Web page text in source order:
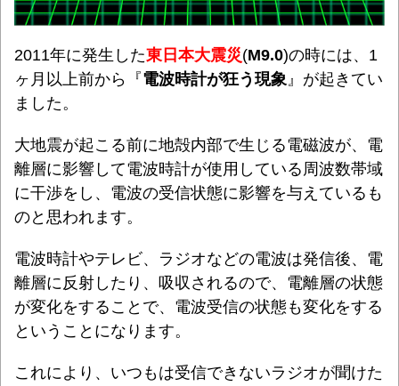
2011年に発生した東日本大震災(M9.0)の時には、1
ヶ月以上前から『電波時計が狂う現象 』が起きてい
ました。
大地震が起こる前に地殻内部で生じる電磁波が、電
離層に影響して電波時計が使用している周波数帯域
に干渉をし、電波の受信状態に影響を与えているも
のと思われます。
電波時計やテレビ、ラジオなどの電波は発信後、電
離層に反射したり、吸収されるので、電離層の状態
が変化をすることで、電波受信の状態も変化をする
ということになります。
これにより、 いつもは受信できないラジオが聞けた